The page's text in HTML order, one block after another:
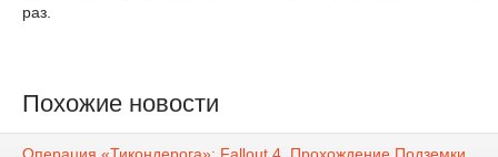
раз.
Похожие новости